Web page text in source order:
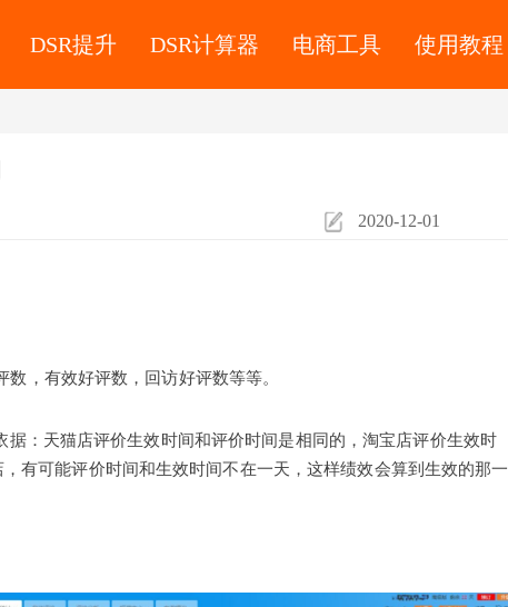
DSR提升 DSR计算器 电商工具 使用教程
2020-12-01
，有效好评数，回访好评数等等。
据：天猫店评价生效时间和评价时间是相同的，淘宝店评价生效时
有可能评价时间和生效时间不在一天，这样绩效会算到生效的那一